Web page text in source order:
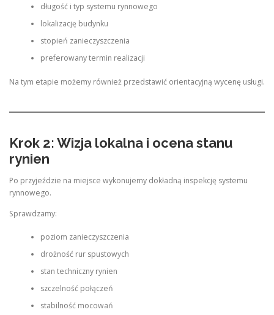
długość i typ systemu rynnowego
lokalizację budynku
stopień zanieczyszczenia
preferowany termin realizacji
Na tym etapie możemy również przedstawić orientacyjną wycenę usługi.
Krok 2: Wizja lokalna i ocena stanu
rynien
Po przyjeździe na miejsce wykonujemy dokładną inspekcję systemu
rynnowego.
Sprawdzamy:
poziom zanieczyszczenia
drożność rur spustowych
stan techniczny rynien
szczelność połączeń
stabilność mocowań